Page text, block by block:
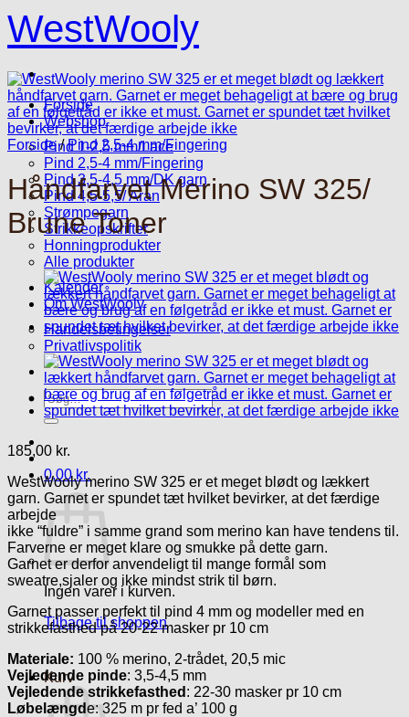
Fortsæt
til
indhold
WestWooly
Forside
Webshop
Pind 1-2,5 mm/Lace
Pind 2,5-4 mm/Fingering
Pind 3,5-4,5 mm/DK garn
Pind 4,5-5,5/ Aran
Strømpegarn
Strikkeopskrifter
Honningprodukter
Alle produkter
Kalender
Om WestWooly
Handelsbetingelser
Privatlivspolitik
Søg
efter:
0,00 kr.
Ingen varer i kurven.
Tilbage til shoppen
Kurv
Forside / Pind 2,5-4 mm/Fingering
Håndfarvet Merino SW 325/
Brune Toner
185,00 kr.
WestWooly merino SW 325 er et meget blødt og lækkert
garn. Garnet er spundet tæt hvilket bevirker, at det færdige
arbejde
ikke “fuldre” i samme grand som merino kan have tendens til.
Farverne er meget klare og smukke på dette garn.
Garnet er derfor anvendeligt til mange formål som
sweatre,sjaler og ikke mindst strik til børn.
Garnet passer perfekt til pind 4 mm og modeller med en
strikkefasthed på 20-22 masker pr 10 cm
Materiale: 100 % merino, 2-trådet, 20,5 mic
Vejledende pinde: 3,5-4,5 mm
Vejledende strikkefasthed : 22-30 masker pr 10 cm
Løbelængde: 325 m pr fed a’ 100 g